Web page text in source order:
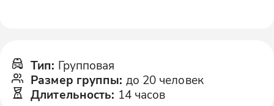
Тип: Групповая
Размер группы: до 20 человек
Длительность: 14 часов